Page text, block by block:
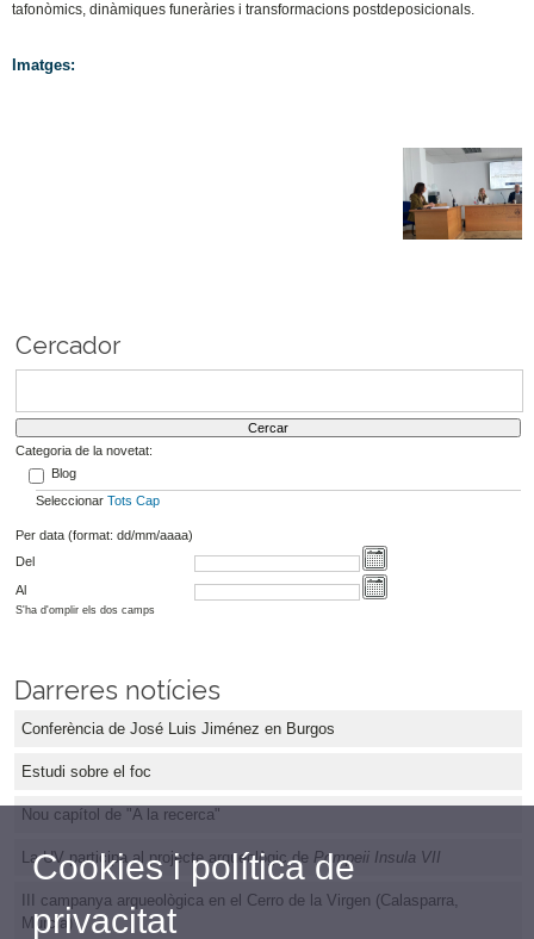
tafonòmics, dinàmiques funeràries i transformacions postdeposicionals.
Imatges:
Cercador
Categoria de la novetat:
Blog
Seleccionar Tots Cap
Per data (format: dd/mm/aaaa)
Del
Al
S'ha d'omplir els dos camps
Darreres notícies
Conferència de José Luis Jiménez en Burgos
Estudi sobre el foc
Nou capítol de "A la recerca"
La UV participa al projecte arqueològic de Pompeii Insula VII
III campanya arqueològica en el Cerro de la Virgen (Calasparra,
Murcia)
Cookies i política de
privacitat